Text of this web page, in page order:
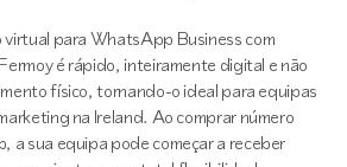
virtual para WhatsApp Business com
é rápido, inteiramente digital e não
físico, tornando-o ideal para equipas
na Ireland. Ao comprar número
a sua equipa pode começar a receber